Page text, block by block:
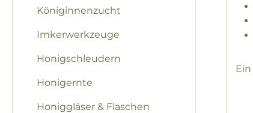
Königinnenzucht
Imkerwerkzeuge
Honigschleudern
Honigernte
Honiggläser & Flaschen
Ein